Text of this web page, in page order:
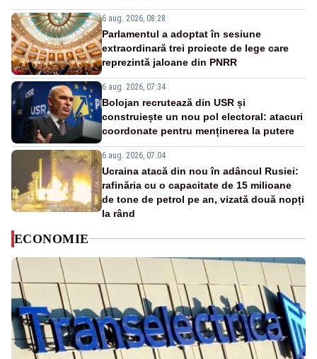
6 aug. 2026, 08:28
Parlamentul a adoptat în sesiune
extraordinară trei proiecte de lege care
reprezintă jaloane din PNRR
6 aug. 2026, 07:34
Bolojan recrutează din USR și
construiește un nou pol electoral: atacuri
coordonate pentru menținerea la putere
6 aug. 2026, 07:04
Ucraina atacă din nou în adâncul Rusiei:
rafinăria cu o capacitate de 15 milioane
de tone de petrol pe an, vizată două nopți
la rând
ECONOMIE